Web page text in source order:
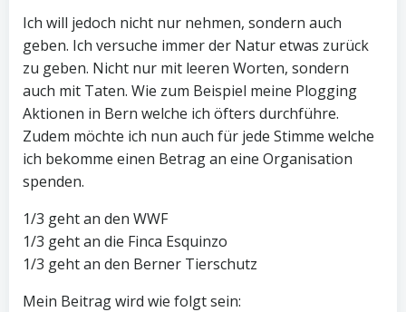
Ich will jedoch nicht nur nehmen, sondern auch
geben. Ich versuche immer der Natur etwas zurück
zu geben. Nicht nur mit leeren Worten, sondern
auch mit Taten. Wie zum Beispiel meine Plogging
Aktionen in Bern welche ich öfters durchführe.
Zudem möchte ich nun auch für jede Stimme welche
ich bekomme einen Betrag an eine Organisation
spenden.
1/3 geht an den WWF
1/3 geht an die Finca Esquinzo
1/3 geht an den Berner Tierschutz
Mein Beitrag wird wie folgt sein: